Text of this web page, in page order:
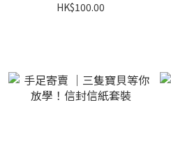
HK$100.00